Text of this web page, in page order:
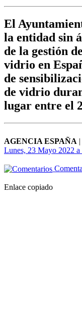
El
la entidad sin
de la gestión
vidrio en
de
de vidrio
lugar entre el
AGENCIA ESPAÑA |
Lunes, 23 Mayo 2022 a
Enlace copiado